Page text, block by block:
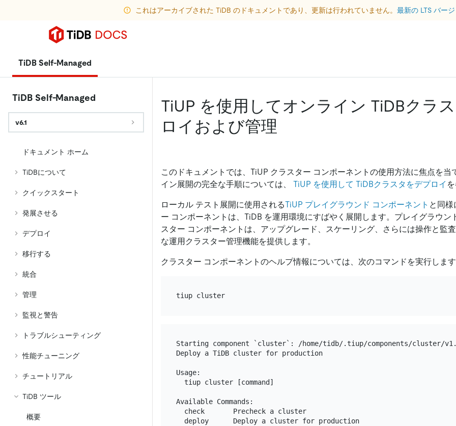
これはアーカイブされた TiDB のドキュメントであり、更新は行われていません。 最新の LTS バー
TiDB Self-Managed
TiDB Self-Managed
v6.1
ドキュメント ホーム
TiDBについて
クイックスタート
発展させる
デプロイ
移行する
統合
管理
監視と警告
トラブルシューティング
性能チューニング
チュートリアル
TiDB ツール
概要
TiUP を使用してオンライン TiDBクラ
ロイおよび管理
このドキュメントでは、TiUP クラスター コンポーネントの使用方法に焦点を当
イン展開の完全な手順については、 TiUP を使用して TiDBクラスタをデプロイ
ローカル テスト展開に使用されるTiUP プレイグラウンド コンポーネント と同様
ー コンポーネントは、TiDB を運用環境にすばやく展開します。プレイグラウン
スター コンポーネントは、アップグレード、スケーリング、さらには操作と監
な運用クラスター管理機能を提供します。
クラスター コンポーネントのヘルプ情報については、次のコマンドを実行します
tiup cluster
Starting component `cluster`: /home/tidb/.tiup/components/cluster/
Deploy a TiDB cluster for production
Usage:
  tiup cluster [command]
Available Commands:
  check       Precheck a cluster
  deploy      Deploy a cluster for production